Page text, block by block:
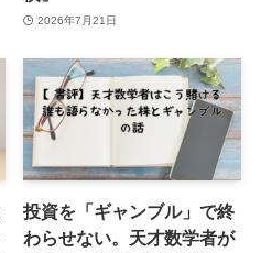
2026年7月21日
投資を「ギャンブル」で終
わらせない。天才数学者が